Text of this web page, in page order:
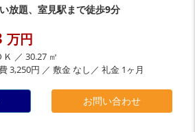
放題、室見駅まで徒歩9分
万円
Ｋ ／ 30.27 ㎡
3,250円 ／ 敷金 なし／ 礼金 1ヶ月
お問い合わせ